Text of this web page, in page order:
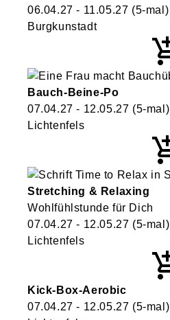
06.04.27 - 11.05.27 (5-mal)
Burgkunstadt
Bauch-Beine-Po
07.04.27 - 12.05.27 (5-mal)
Lichtenfels
Stretching & Relaxing
Wohlfühlstunde für Dich
07.04.27 - 12.05.27 (5-mal)
Lichtenfels
Kick-Box-Aerobic
07.04.27 - 12.05.27 (5-mal)